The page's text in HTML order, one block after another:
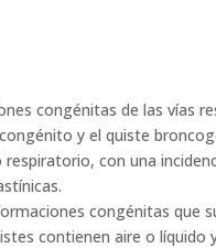
congénitas de las vías
y el quiste
con una
congénitas que
contienen aire o